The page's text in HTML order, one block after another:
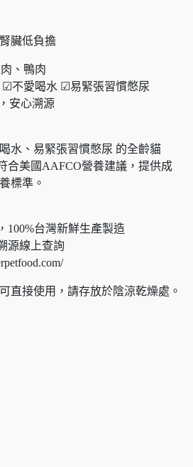
臟低負擔
、鴨肉
不愛喝水 ☑易緊張習慣憋尿
安心溯源
水、易緊張習慣憋尿 的全齡貓
合美國AAFCO營養建議，提供成
標準。​
100%台灣新鮮生產製造
源線上查詢
直接使用，請存放於陰涼乾燥處。